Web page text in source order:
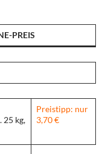
PREIS
25 kg,
Preistipp: nur
3,70 €